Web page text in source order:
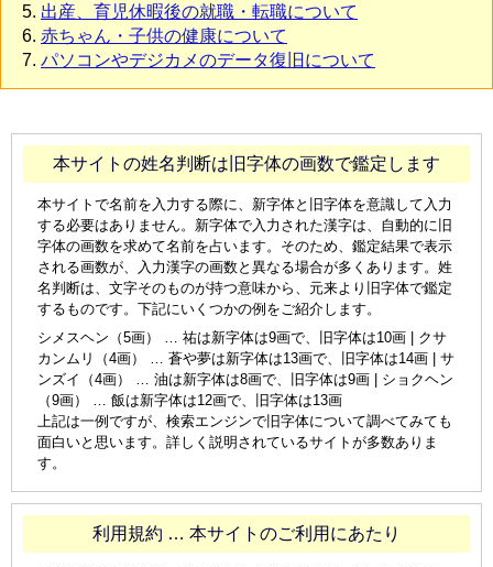
出産、育児休暇後の就職・転職について
赤ちゃん・子供の健康について
パソコンやデジカメのデータ復旧について
本サイトの姓名判断は旧字体の画数で鑑定します
本サイトで名前を入力する際に、新字体と旧字体を意識して入力
する必要はありません。新字体で入力された漢字は、自動的に旧
字体の画数を求めて名前を占います。そのため、鑑定結果で表示
される画数が、入力漢字の画数と異なる場合が多くあります。姓
名判断は、文字そのものが持つ意味から、元来より旧字体で鑑定
するものです。下記にいくつかの例をご紹介します。
シメスヘン（5画） … 祐は新字体は9画で、旧字体は10画 | クサ
カンムリ（4画） … 蒼や夢は新字体は13画で、旧字体は14画 | サ
ンズイ（4画） … 油は新字体は8画で、旧字体は9画 | ショクヘン
（9画） … 飯は新字体は12画で、旧字体は13画
上記は一例ですが、検索エンジンで旧字体について調べてみても
面白いと思います。詳しく説明されているサイトが多数ありま
す。
利用規約 … 本サイトのご利用にあたり